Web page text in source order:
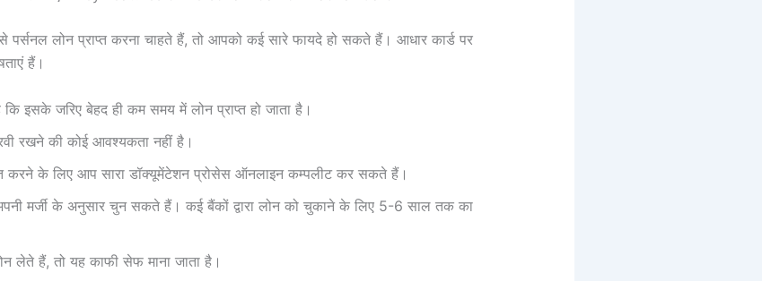
पर्सनल लोन प्राप्त करना चाहते हैं, तो आपको कई सारे फायदे हो सकते हैं। आधार कार्ड पर
हैं।
इसके जरिए बेहद ही कम समय में लोन प्राप्त हो जाता है।
रखने की कोई आवश्यकता नहीं है।
करने के लिए आप सारा डॉक्यूमेंटेशन प्रोसेस ऑनलाइन कम्पलीट कर सकते हैं।
मर्जी के अनुसार चुन सकते हैं। कई बैंकों द्वारा लोन को चुकाने के लिए 5-6 साल तक का
हैं, तो यह काफी सेफ माना जाता है।